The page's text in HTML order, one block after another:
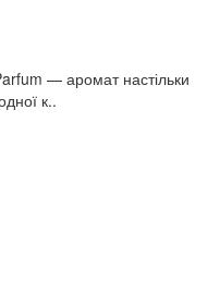
— аромат настільки
к..